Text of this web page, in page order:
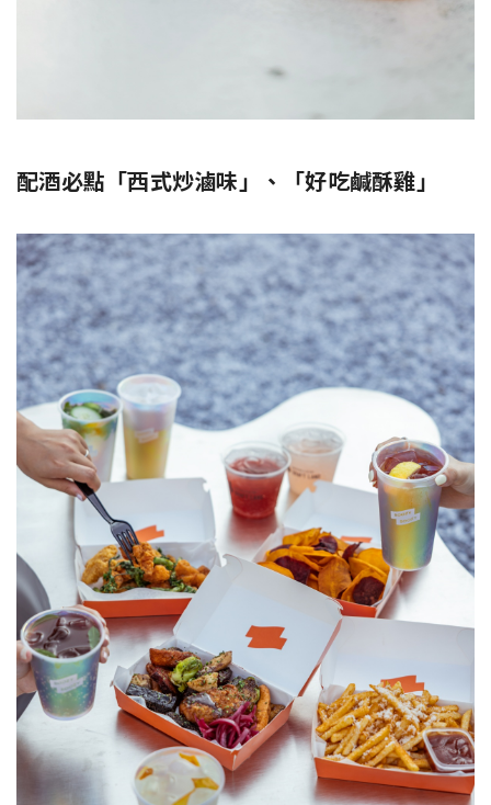
配酒必點「西式炒滷味」、「好吃鹹酥雞」